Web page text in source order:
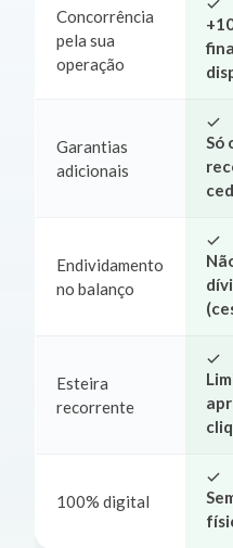
Concorrência
pela sua
operação
Garantias
adicionais
Só
Endividamento
no balanço
Esteira
recorrente
100% digital